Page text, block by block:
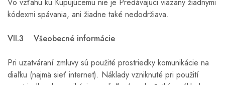
kódexmi spávania, ani žiadne také nedodržiava.
VII.3 Všeobecné informácie
Pri uzatváraní zmluvy sú použité prostriedky komunikácie na
diaľku (najmä sieť internet). Náklady vzniknuté pri použití